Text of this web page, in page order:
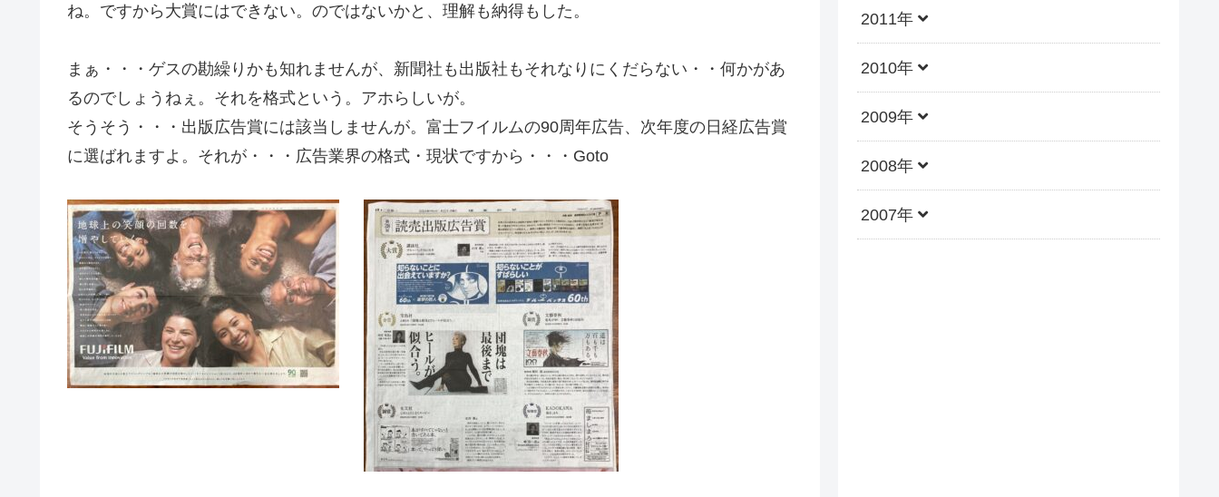
ね。ですから大賞にはできない。のではないかと、理解も納得もした。
まぁ・・・ゲスの勘繰りかも知れませんが、新聞社も出版社もそれなりにくだらない・・何かがあ
るのでしょうねぇ。それを格式という。アホらしいが。
そうそう・・・出版広告賞には該当しませんが。富士フイルムの90周年広告、次年度の日経広告賞
に選ばれますよ。それが・・・広告業界の格式・現状ですから・・・Goto
2011年
2010年
2009年
2008年
2007年